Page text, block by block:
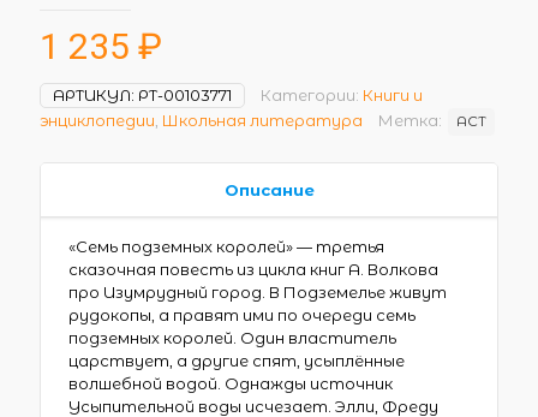
1 235 ₽
АРТИКУЛ: РТ-00103771 Категории: Книги и
энциклопедии Школьная литература Метка: АСТ
Описание
«Семь подземных королей» — третья
сказочная повесть из цикла книг А. Волкова
про Изумрудный город. В Подземелье живут
рудокопы, а правят ими по очереди семь
подземных королей. Один властитель
царствует, а другие спят, усыплённые
волшебной водой. Однажды источник
Усыпительной воды исчезает. Элли, Фреду